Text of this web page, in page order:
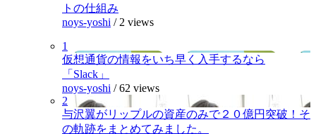
トの仕組み
noys-yoshi / 2 views
1
仮想通貨の情報をいち早く入手するなら
「Slack」
noys-yoshi /62 views
2
与沢翼がリップルの資産のみで２０億円突破！そ
の軌跡をまとめてみました。